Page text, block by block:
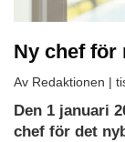
Ny chef för
Av Redaktionen |
Den 1 januari
chef för det